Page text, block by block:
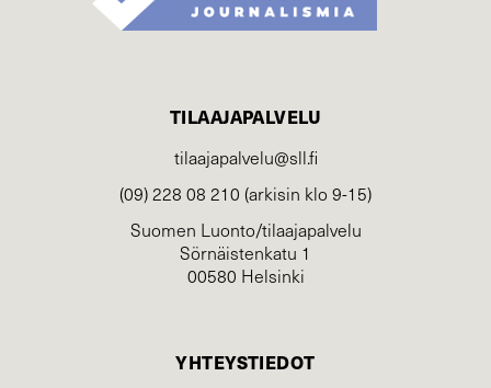
TILAAJAPALVELU
tilaajapalvelu@sll.fi
(09) 228 08 210 (arkisin klo 9-15)
Suomen Luonto/tilaajapalvelu
Sörnäistenkatu 1
00580 Helsinki
YHTEYSTIEDOT